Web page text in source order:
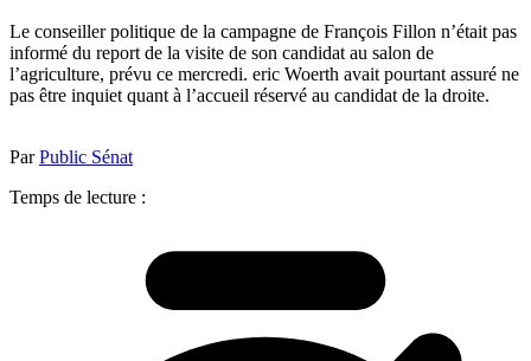
Le conseiller politique de la campagne de François Fillon n’était pas
informé du report de la visite de son candidat au salon de
l’agriculture, prévu ce mercredi. eric Woerth avait pourtant assuré ne
pas être inquiet quant à l’accueil réservé au candidat de la droite.
ParPublic Sénat
Temps de lecture :